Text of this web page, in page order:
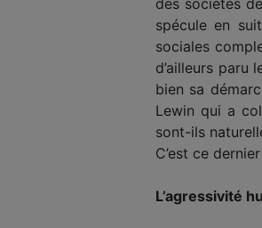
spécule en
sociales
d’ailleurs paru
bien sa
Lewin qui a
sont-ils
C’est ce
L’agressivité